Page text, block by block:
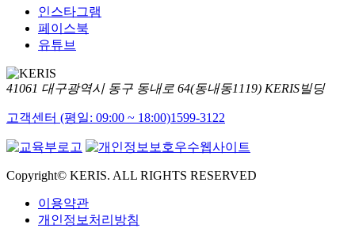
인스타그램
페이스북
유튜브
41061 대구광역시 동구 동내로 64(동내동1119) KERIS빌딩
고객센터 (평일: 09:00 ~ 18:00)1599-3122
Copyright© KERIS. ALL RIGHTS RESERVED
이용약관
개인정보처리방침